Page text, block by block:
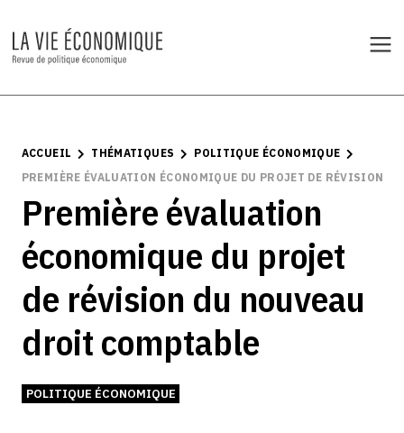
ACCUEIL THÉMATIQUES
POLITIQUE ÉCONOMIQUE
PREMIÈRE ÉVALUATION ÉCONOMIQUE DU PROJET DE RÉVISION
Première évaluation
économique du projet
de révision du nouveau
droit comptable
POLITIQUE ÉCONOMIQUE